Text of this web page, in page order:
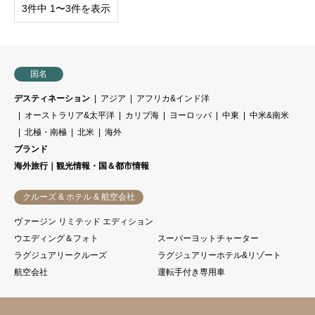
3件中 1〜3件を表示
国名
デスティネーション アジア
アフリカ&インド洋
オーストラリア&太平洋
カリブ海 ヨーロッパ 中東
中米&南米
北極・南極
北米
海外
ブランド
海外旅行｜観光情報・国＆都市情報
クルーズ & ホテル & 航空会社
ヴァージン リミテッド エディション
ウエディング＆フォト
スーパーヨットチャーター
ラグジュアリークルーズ
ラグジュアリーホテル&リゾート
航空会社
運転手付き専用車